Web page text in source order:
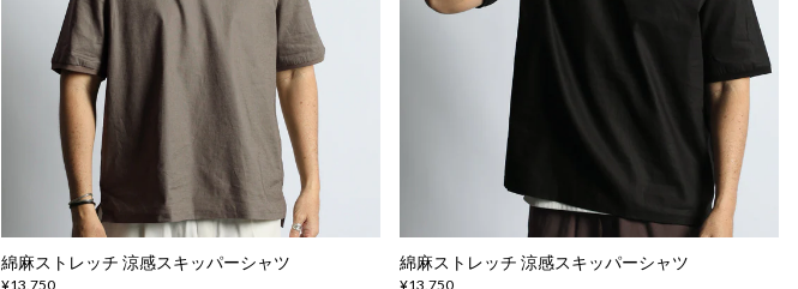
綿麻ストレッチ 涼感スキッパーシャツ
¥13,750
綿麻ストレッチ 涼感スキッパーシャツ
¥13,750